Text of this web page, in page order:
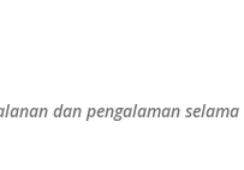
dan pengalaman